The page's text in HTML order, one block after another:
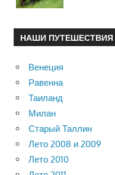
НАШИ ПУТЕШЕСТВИЯ
Венеция
Равенна
Таиланд
Милан
Старый Таллин
Лето 2008 и 2009
Лето 2010